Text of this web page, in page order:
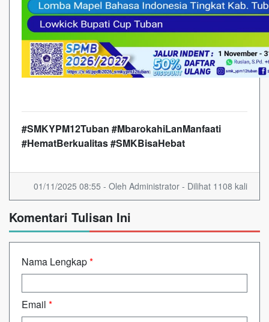
#SMKYPM12Tuban #MbarokahiLanManfaati
#HematBerkualitas #SMKBisaHebat
01/11/2025 08:55 - Oleh Administrator - Dilihat 1108 kali
Komentari Tulisan Ini
Nama Lengkap*
Email *